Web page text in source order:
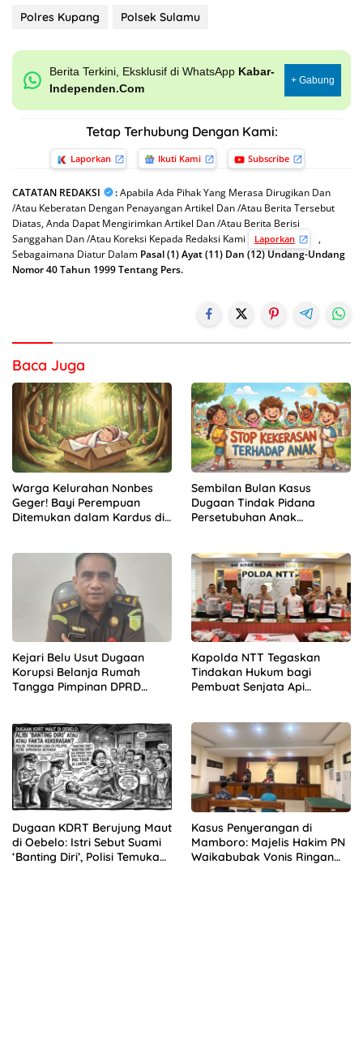
Polres Kupang
Polsek Sulamu
Berita Terkini, Eksklusif di WhatsApp Kabar-
Independen.Com
+ Gabung
Tetap Terhubung Dengan Kami:
Laporkan Ikuti Kami Subscribe
CATATAN REDAKSI :Apabila Ada Pihak Yang Merasa Dirugikan Dan
/Atau Keberatan Dengan Penayangan Artikel Dan /Atau Berita Tersebut
Diatas, Anda Dapat Mengirimkan Artikel Dan /Atau Berita Berisi
Sanggahan Dan /Atau Koreksi Kepada Redaksi Kami
Laporkan
,
Sebagaimana Diatur Dalam Pasal (1) Ayat (11) Dan (12) Undang-Undang
Nomor 40 Tahun 1999 Tentang Pers.
Baca Juga
Warga Kelurahan Nonbes
Geger! Bayi Perempuan
Ditemukan dalam Kardus di
Sembilan Bulan Kasus
Dugaan Tindak Pidana
Persetubuhan Anak
Kejari Belu Usut Dugaan
Korupsi Belanja Rumah
Tangga Pimpinan DPRD
Kapolda NTT Tegaskan
Tindakan Hukum bagi
Pembuat Senjata Api
Dugaan KDRT Berujung Maut
di Oebelo: Istri Sebut Suami
‘Banting Diri’, Polisi Temukan
Kasus Penyerangan di
Mamboro: Majelis Hakim PN
Waikabubak Vonis Ringan